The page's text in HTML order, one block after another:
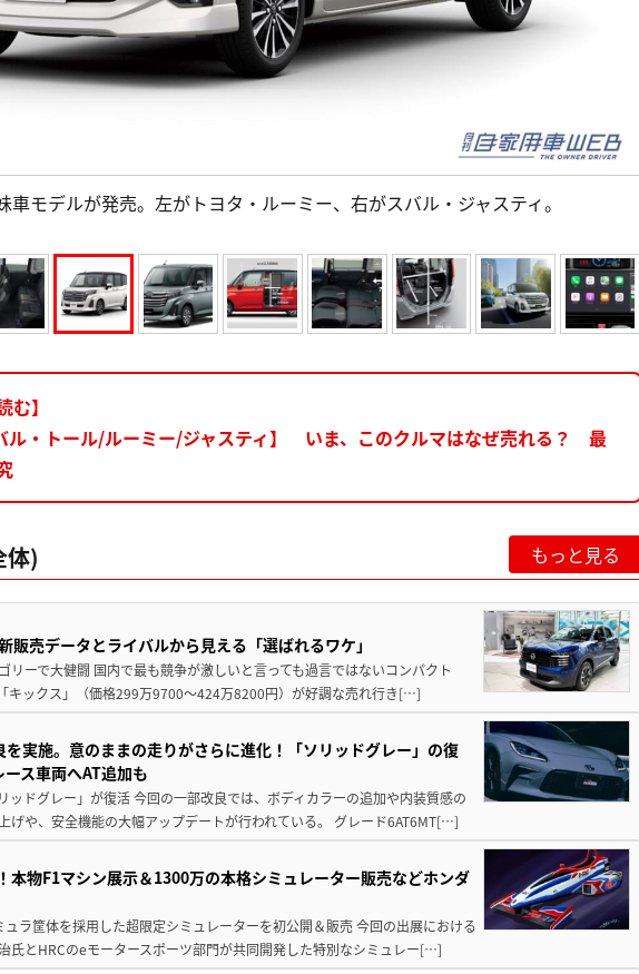
車モデルが発売。左がトヨタ・ルーミー、右がスバル・ジャスティ。
む】
ル・トール/ルーミー/ジャスティ】 いま、このクルマはなぜ売れる？ 最
体) もっと見る
販売データとライバルから見える「選ばれるワケ」
リーで大健闘 国内で最も競争が激しいと言っても過言ではないコンパクト
キックス」（価格299万9700～424万8200円）が好調な売れ行き[…]
を実施。意のままの走りがさらに進化！「ソリッドグレー」の復
ス車両へAT追加も
ッドグレー」が復活 今回の一部改良では、ボディカラーの追加や内装質感の
げや、安全機能の大幅アップデートが行われている。 グレード6AT6MT[…]
本物F1マシン展示＆1300万の本格シミュレーター販売などホンダ
ラ筐体を採用した超限定シミュレーターを初公開＆販売 今回の出展における
氏とHRCのeモータースポーツ部門が共同開発した特別なシミュレー[…]